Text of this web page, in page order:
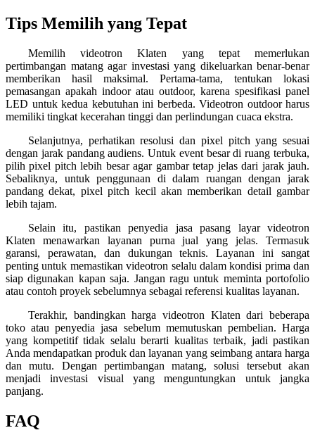
Tips Memilih yang Tepat
Memilih videotron Klaten yang tepat memerlukan
pertimbangan matang agar investasi yang dikeluarkan benar-benar
memberikan hasil maksimal. Pertama-tama, tentukan lokasi
pemasangan apakah indoor atau outdoor, karena spesifikasi panel
LED untuk kedua kebutuhan ini berbeda. Videotron outdoor harus
memiliki tingkat kecerahan tinggi dan perlindungan cuaca ekstra.
Selanjutnya, perhatikan resolusi dan pixel pitch yang sesuai
dengan jarak pandang audiens. Untuk event besar di ruang terbuka,
pilih pixel pitch lebih besar agar gambar tetap jelas dari jarak jauh.
Sebaliknya, untuk penggunaan di dalam ruangan dengan jarak
pandang dekat, pixel pitch kecil akan memberikan detail gambar
lebih tajam.
Selain itu, pastikan penyedia jasa pasang layar videotron
Klaten menawarkan layanan purna jual yang jelas. Termasuk
garansi, perawatan, dan dukungan teknis. Layanan ini sangat
penting untuk memastikan videotron selalu dalam kondisi prima dan
siap digunakan kapan saja. Jangan ragu untuk meminta portofolio
atau contoh proyek sebelumnya sebagai referensi kualitas layanan.
Terakhir, bandingkan harga videotron Klaten dari beberapa
toko atau penyedia jasa sebelum memutuskan pembelian. Harga
yang kompetitif tidak selalu berarti kualitas terbaik, jadi pastikan
Anda mendapatkan produk dan layanan yang seimbang antara harga
dan mutu. Dengan pertimbangan matang, solusi tersebut akan
menjadi investasi visual yang menguntungkan untuk jangka
panjang.
FAQ